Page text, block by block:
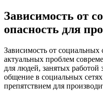
Зависимость от
опасность для
Зависимость от социальных
актуальных проблем
для людей, занятых
общение в социальных
препятствием для